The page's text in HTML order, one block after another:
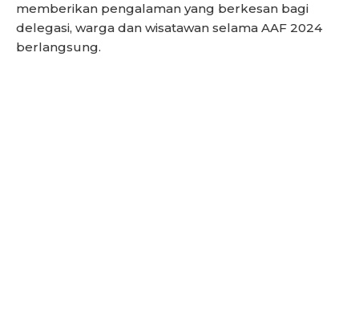
memberikan pengalaman yang berkesan bagi
delegasi, warga dan wisatawan selama AAF 2024
berlangsung.